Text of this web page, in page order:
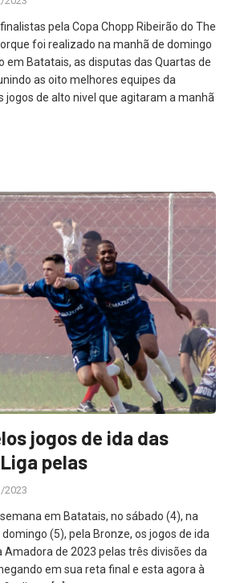
2023
pela Copa Chopp Ribeirão do The
foi realizado na manhã de domingo
em Batatais, as disputas das Quartas de
as oito melhores equipes da
jogos de alto nivel que agitaram a manhã
jogos de ida das
pelas
2023
em Batatais, no sábado (4), na
(5), pela Bronze, os jogos de ida
Amadora de 2023 pelas três divisões da
em sua reta final e esta agora à